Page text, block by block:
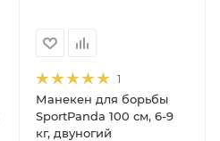
1
Манекен для борьбы
SportPanda 100 см, 6-9
кг, двуногий